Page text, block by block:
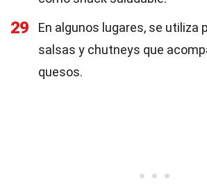
29
En algunos lugares, se utiliza
salsas y chutneys que
quesos.